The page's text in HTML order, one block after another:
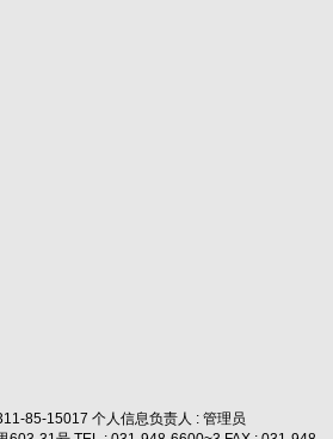
85-15017 个人信息负责人 : 管理员